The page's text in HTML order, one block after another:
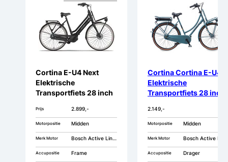
Cortina E-U4 Next
Elektrische
Transportfiets 28 inch
Line Smart
Middenmotor DB7
Prijs 2.899,-
Motorpositie Midden
Merk Motor Bosch Active Line Smart
Accupositie Frame
Cortina Cortina E-U4
Elektrische
Transportfiets 28 inch
Middenmotor RB7
2.149,-
Motorpositie Midden
Merk Motor Bosch Active Line
Accupositie Drager